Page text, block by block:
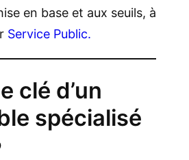
en base et aux seuils, à
Service Public.
clé d’un
spécialisé